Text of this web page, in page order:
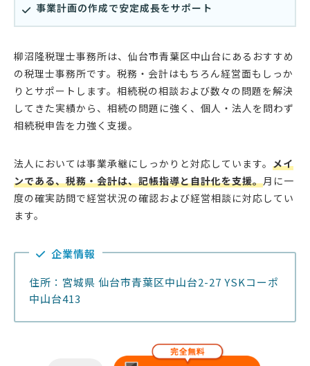
事業計画の作成で安定成長をサポート
柳沼隆税理士事務所は、仙台市青葉区中山台にあるおすすめ
の税理士事務所です。税務・会計はもちろん経営面もしっか
りとサポートします。相続税の相談および数々の問題を解決
してきた実績から、相続の問題に強く、個人・法人を問わず
相続税申告を力強く支援。
法人においては事業承継にしっかりと対応しています。 メイ
ンである、税務・会計は、記帳指導と自計化を支援。月に一
度の確実訪問で経営状況の確認および経営相談に対応してい
ます。
企業情報
住所：宮城県 仙台市青葉区中山台2-27 YSKコーポ
中山台413